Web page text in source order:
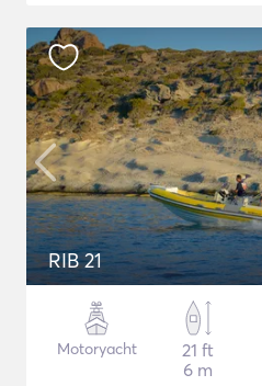
RIB 21
Motoryacht
21 ft
6 m